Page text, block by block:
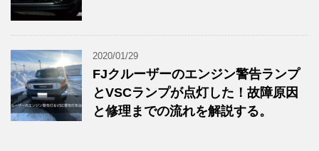
2020/01/29
FJクルーザーのエンジン警告ランプ
とVSCランプが点灯した！故障原因
と修理までの流れを解説する。